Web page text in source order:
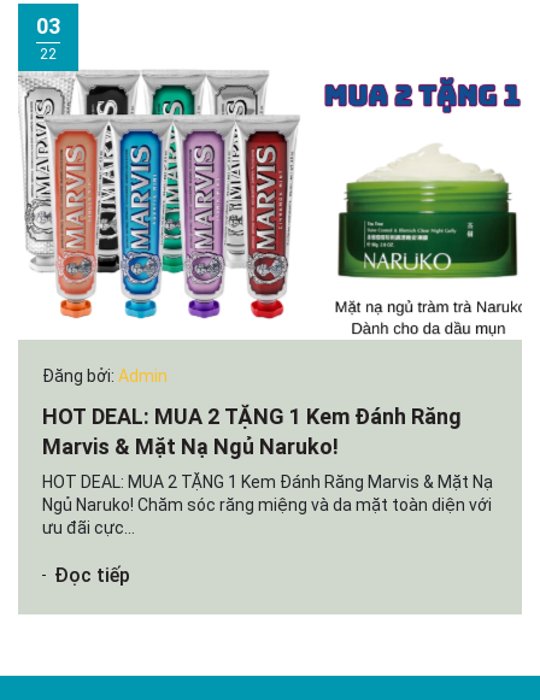
03
22
Đăng bởi: Admin
HOT DEAL: MUA 2 TẶNG 1 Kem Đánh Răng
Marvis & Mặt Nạ Ngủ Naruko!
HOT DEAL: MUA 2 TẶNG 1 Kem Đánh Răng Marvis & Mặt Nạ
Ngủ Naruko! Chăm sóc răng miệng và da mặt toàn diện với
ưu đãi cực...
Đọc tiếp